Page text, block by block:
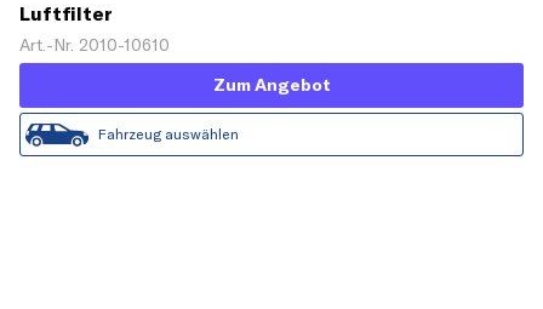
Luftfilter
Art.-Nr. 2010-10610
Zum Angebot
Fahrzeug auswählen